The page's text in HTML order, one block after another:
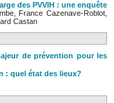
des PVVIH : une enquête
France Cazenave-Roblot,
Castan
de prévention pour les
: quel état des lieux?